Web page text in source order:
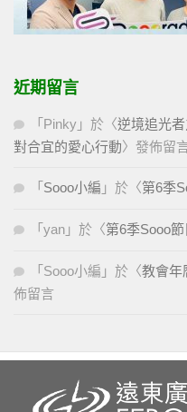
近期留言
「 Pinky 」於〈逆境追光
對合宜的愛心行動〉發佈留
「 Sooo小編 」於〈第6季
「 yan 」於〈第6季Sooo
「 Sooo小編 」於〈教會年
佈留言